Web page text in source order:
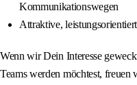
Kommunikationswegen
Attraktive,
Wenn wir Dein Interesse
Teams werden möchtest, freuen